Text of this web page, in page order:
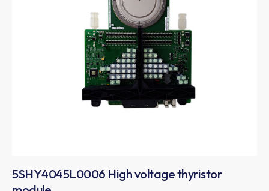
5SHY4045L0006 High voltage thyristor